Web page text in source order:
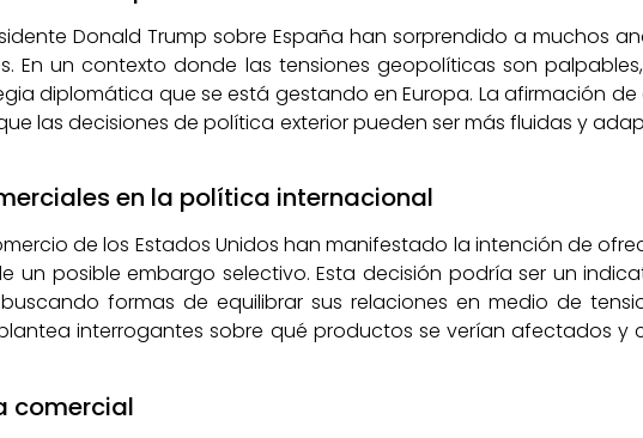
Donald Trump sobre España han sorprendido a muchos
En un contexto donde las tensiones geopolíticas son
diplomática que se está gestando en Europa. La afirmación de
las decisiones de política exterior pueden ser más fluidas y
en la política internacional
de los Estados Unidos han manifestado la intención de
un posible embargo selectivo. Esta decisión podría ser un
formas de equilibrar sus relaciones en medio de
interrogantes sobre qué productos se verían afectados y
comercial